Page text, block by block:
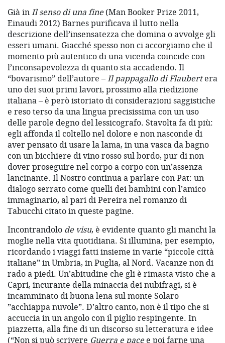
Già inIl senso di una fine(Man Booker Prize 2011,
Einaudi 2012) Barnes purificava il lutto nella
descrizione dell’insensatezza che domina o avvolge gli
esseri umani. Giacché spesso non ci accorgiamo che il
momento più autentico di una vicenda coincide con
l’inconsapevolezza di quanto sta accadendo. Il
“bovarismo” dell’autore –Il pappagallo di Flaubertera
uno dei suoi primi lavori, prossimo alla riedizione
italiana – è però istoriato di considerazioni saggistiche
e reso terso da una lingua precisissima con un uso
delle parole degno del lessicografo. Stavolta fa di più:
egli affonda il coltello nel dolore e non nasconde di
aver pensato di usare la lama, in una vasca da bagno
con un bicchiere di vino rosso sul bordo, pur di non
dover proseguire nel corpo a corpo con un’assenza
lancinante. Il Nostro continua a parlare con Pat: un
dialogo serrato come quelli dei bambini con l’amico
immaginario, al pari di Pereira nel romanzo di
Tabucchi citato in queste pagine.
Incontrandolo de visu, è evidente quanto gli manchi la
moglie nella vita quotidiana. Si illumina, per esempio,
ricordando i viaggi fatti insieme in varie “piccole città
italiane” in Umbria, in Puglia, al Nord. Vacanze non di
rado a piedi. Un’abitudine che gli è rimasta visto che a
Capri, incurante della minaccia dei nubifragi, si è
incamminato di buona lena sul monte Solaro
”acchiappa nuvole”. D’altro canto, non è il tipo che si
accuccia in un angolo con il piglio respingente. In
piazzetta, alla fine di un discorso su letteratura e idee
(“Non si può scrivere Guerra e pacee poi farne una